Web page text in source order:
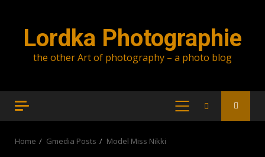
Lordka Photographie
the other Art of photography – a photo blog
PRIMARY
Home Gmedia Posts Model Miss Nikki